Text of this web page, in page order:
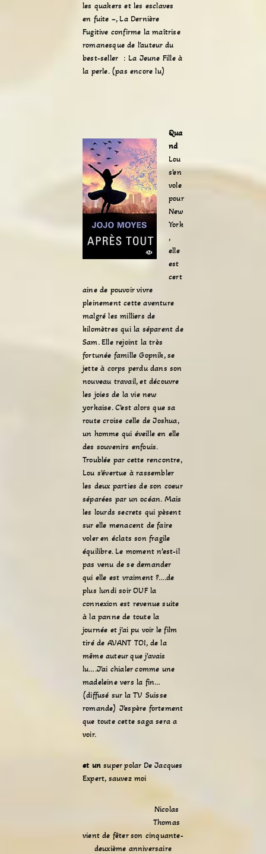
les quakers et les esclaves
en fuite –, La Dernière
Fugitive confirme la maîtrise
romanesque de l’auteur du
best-seller : La Jeune Fille à
la perle. (pas encore lu)
Qua
nd
Lou
s’en
vole
pour
New
York
,
elle
est
cert
aine de pouvoir vivre
pleinement cette aventure
malgré les milliers de
kilomètres qui la séparent de
Sam. Elle rejoint la très
fortunée famille Gopnik, se
jette à corps perdu dans son
nouveau travail, et découvre
les joies de la vie new
yorkaise. C’est alors que sa
route croise celle de Joshua,
un homme qui éveille en elle
des souvenirs enfouis.
Troublée par cette rencontre,
Lou s’évertue à rassembler
les deux parties de son coeur
séparées par un océan. Mais
les lourds secrets qui pèsent
sur elle menacent de faire
voler en éclats son fragile
équilibre. Le moment n’est-il
pas venu de se demander
qui elle est vraiment ?….de
plus lundi soir OUF la
connexion est revenue suite
à la panne de toute la
journée et j’ai pu voir le film
tiré de AVANT TOI, de la
même auteur que j’avais
lu….J’ai chialer comme une
madeleine vers la fin…
(diffusé sur la TV Suisse
romande) J’espère fortement
que toute cette saga sera a
voir.
et un super polar De Jacques
Expert, sauvez moi
Nicolas
Thomas
vient de fêter son cinquante-
deuxième anniversaire